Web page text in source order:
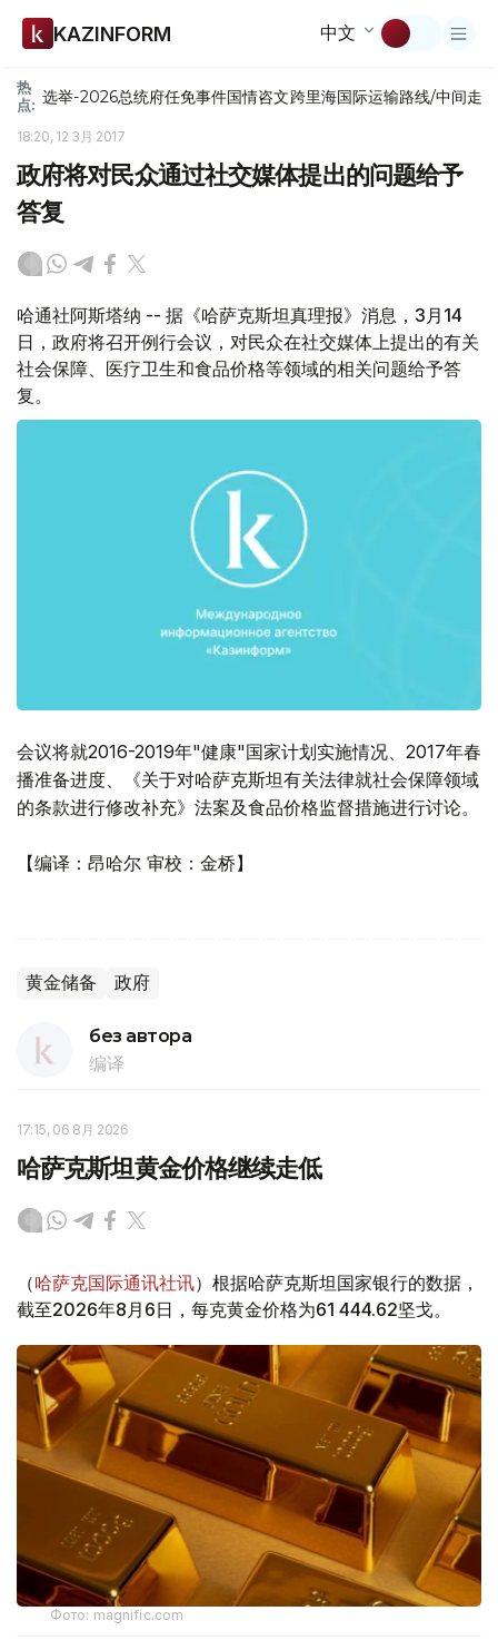
KAZINFORM 中文
热
点: 选举-2026总统府任免事件国情咨文跨里海国际运输路线/中间走廊
18:20, 12 3月 2017
政府将对民众通过社交媒体提出的问题给予
答复
哈通社阿斯塔纳 -- 据《哈萨克斯坦真理报》消息，3月14
日，政府将召开例行会议，对民众在社交媒体上提出的有关
社会保障、医疗卫生和食品价格等领域的相关问题给予答
复。
会议将就2016-2019年"健康"国家计划实施情况、2017年春
播准备进度、《关于对哈萨克斯坦有关法律就社会保障领域
的条款进行修改补充》法案及食品价格监督措施进行讨论。
【编译：昂哈尔 审校：金桥】
黄金储备 政府
без автора
编译
17:15, 06 8月 2026
哈萨克斯坦黄金价格继续走低
（哈萨克国际通讯社讯）根据哈萨克斯坦国家银行的数据，
截至2026年8月6日，每克黄金价格为61 444.62坚戈。
Фото: magnific.com